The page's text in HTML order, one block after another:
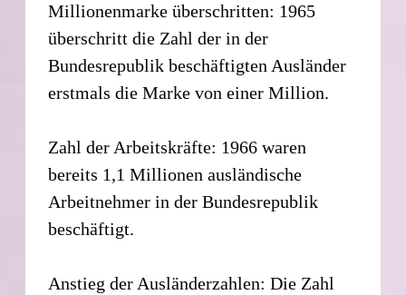
Millionenmarke überschritten: 1965
überschritt die Zahl der in der
Bundesrepublik beschäftigten Ausländer
erstmals die Marke von einer Million.
Zahl der Arbeitskräfte: 1966 waren
bereits 1,1 Millionen ausländische
Arbeitnehmer in der Bundesrepublik
beschäftigt.
Anstieg der Ausländerzahlen: Die Zahl